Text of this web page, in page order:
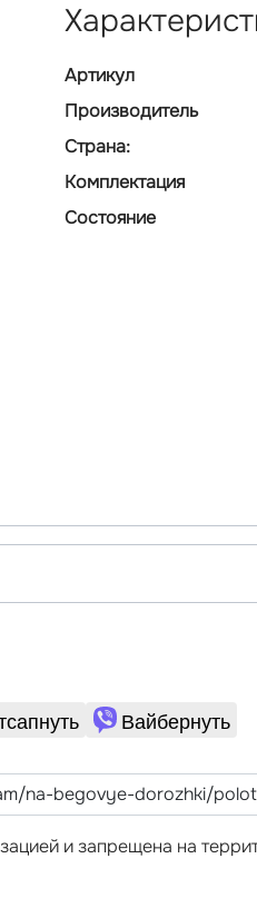
Артикул
Производитель
Страна:
Комплектация
Состояние
Вайбернуть
и запрещена на